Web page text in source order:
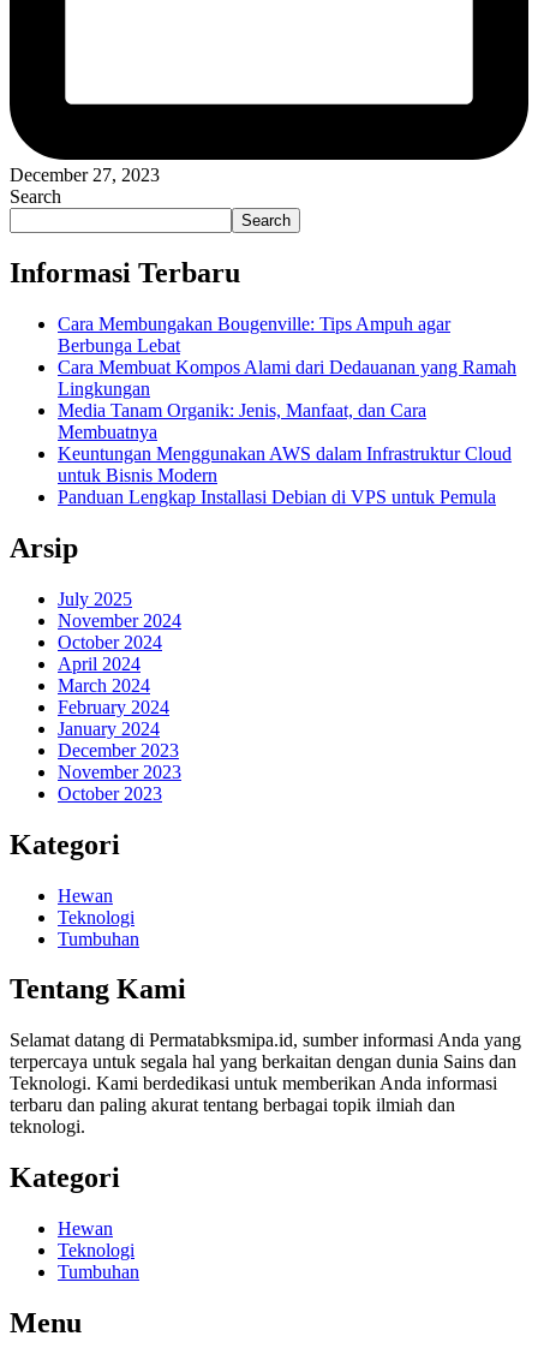
December 27, 2023
Search
Search
Informasi Terbaru
Cara Membungakan Bougenville: Tips Ampuh agar
Berbunga Lebat
Cara Membuat Kompos Alami dari Dedauanan yang Ramah
Lingkungan
Media Tanam Organik: Jenis, Manfaat, dan Cara
Membuatnya
Keuntungan Menggunakan AWS dalam Infrastruktur Cloud
untuk Bisnis Modern
Panduan Lengkap Installasi Debian di VPS untuk Pemula
Arsip
July 2025
November 2024
October 2024
April 2024
March 2024
February 2024
January 2024
December 2023
November 2023
October 2023
Kategori
Hewan
Teknologi
Tumbuhan
Tentang Kami
Selamat datang di Permatabksmipa.id, sumber informasi Anda yang
terpercaya untuk segala hal yang berkaitan dengan dunia Sains dan
Teknologi. Kami berdedikasi untuk memberikan Anda informasi
terbaru dan paling akurat tentang berbagai topik ilmiah dan
teknologi.
Kategori
Hewan
Teknologi
Tumbuhan
Menu